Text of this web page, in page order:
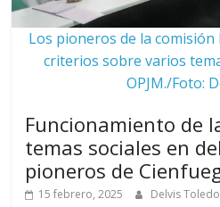
Los pioneros de la
criterios sobre varios
OPJM./Foto:
Funcionamiento de
temas sociales en
pioneros de
15 febrero, 2025 Delvis